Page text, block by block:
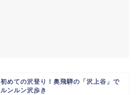
初めての沢登り！奥飛騨の「沢上谷」で
ルンルン沢歩き